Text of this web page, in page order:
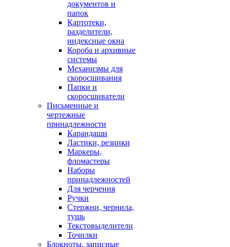
документов и
папок
Картотеки,
разделители,
индексные окна
Короба и архивные
системы
Механизмы для
скоросшивания
Папки и
скоросшиватели
Письменные и
чертежные
принадлежности
Карандаши
Ластики, резинки
Маркеры,
фломастеры
Наборы
принадлежностей
Для черчения
Ручки
Стержни, чернила,
тушь
Текстовыделители
Точилки
Блокноты, записные